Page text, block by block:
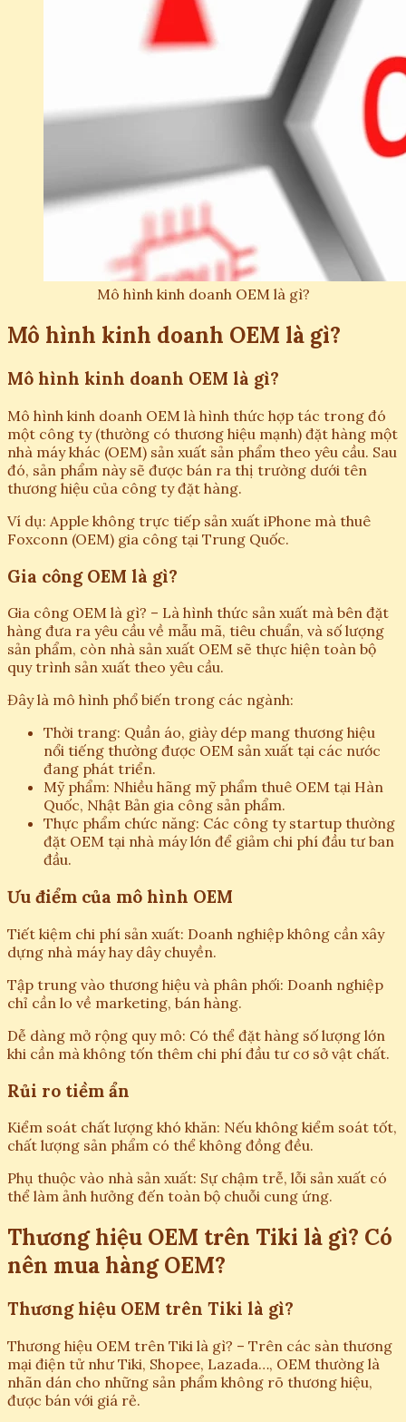
Mô hình kinh doanh OEM là gì?
Mô hình kinh doanh OEM là gì?
Mô hình kinh doanh OEM là gì?
Mô hình kinh doanh OEM là hình thức hợp tác trong đó
một công ty (thường có thương hiệu mạnh) đặt hàng một
nhà máy khác (OEM) sản xuất sản phẩm theo yêu cầu. Sau
đó, sản phẩm này sẽ được bán ra thị trường dưới tên
thương hiệu của công ty đặt hàng.
Ví dụ: Apple không trực tiếp sản xuất iPhone mà thuê
Foxconn (OEM) gia công tại Trung Quốc.
Gia công OEM là gì?
Gia công OEM là gì? – Là hình thức sản xuất mà bên đặt
hàng đưa ra yêu cầu về mẫu mã, tiêu chuẩn, và số lượng
sản phẩm, còn nhà sản xuất OEM sẽ thực hiện toàn bộ
quy trình sản xuất theo yêu cầu.
Đây là mô hình phổ biến trong các ngành:
Thời trang: Quần áo, giày dép mang thương hiệu
nổi tiếng thường được OEM sản xuất tại các nước
đang phát triển.
Mỹ phẩm: Nhiều hãng mỹ phẩm thuê OEM tại Hàn
Quốc, Nhật Bản gia công sản phẩm.
Thực phẩm chức năng: Các công ty startup thường
đặt OEM tại nhà máy lớn để giảm chi phí đầu tư ban
đầu.
Ưu điểm của mô hình OEM
Tiết kiệm chi phí sản xuất: Doanh nghiệp không cần xây
dựng nhà máy hay dây chuyền.
Tập trung vào thương hiệu và phân phối: Doanh nghiệp
chỉ cần lo về marketing, bán hàng.
Dễ dàng mở rộng quy mô: Có thể đặt hàng số lượng lớn
khi cần mà không tốn thêm chi phí đầu tư cơ sở vật chất.
Rủi ro tiềm ẩn
Kiểm soát chất lượng khó khăn: Nếu không kiểm soát tốt,
chất lượng sản phẩm có thể không đồng đều.
Phụ thuộc vào nhà sản xuất: Sự chậm trễ, lỗi sản xuất có
thể làm ảnh hưởng đến toàn bộ chuỗi cung ứng.
Thương hiệu OEM trên Tiki là gì? Có
nên mua hàng OEM?
Thương hiệu OEM trên Tiki là gì?
Thương hiệu OEM trên Tiki là gì? – Trên các sàn thương
mại điện tử như Tiki, Shopee, Lazada…, OEM thường là
nhãn dán cho những sản phẩm không rõ thương hiệu,
được bán với giá rẻ.